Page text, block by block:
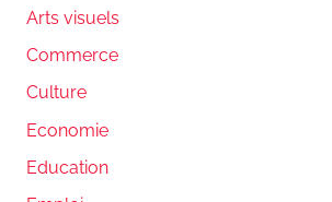
Arts visuels
Commerce
Culture
Economie
Education